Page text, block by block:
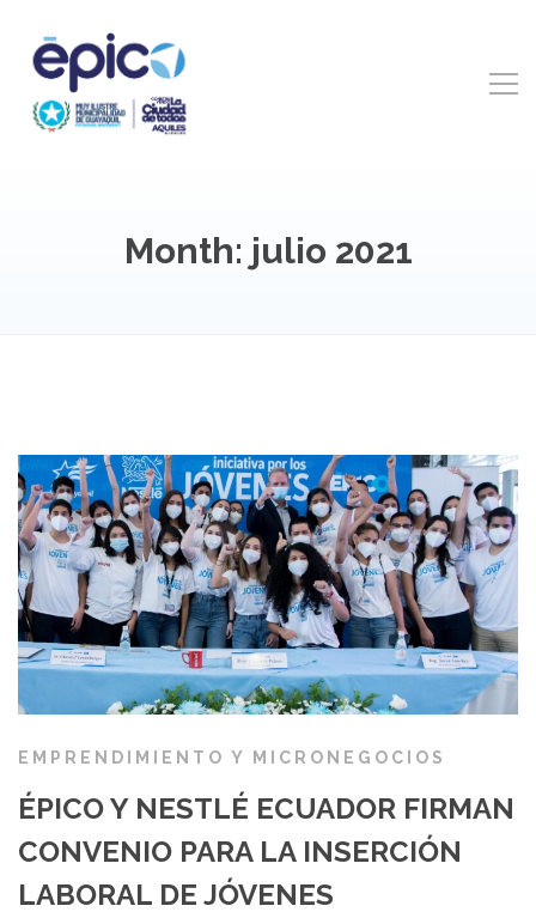
Month: julio 2021
EMPRENDIMIENTO Y MICRONEGOCIOS
ÉPICO Y NESTLÉ ECUADOR FIRMAN
CONVENIO PARA LA INSERCIÓN
LABORAL DE JÓVENES